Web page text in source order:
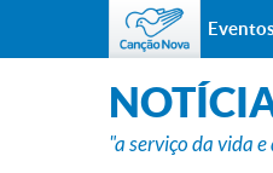
"a serviço da vida
Eventos